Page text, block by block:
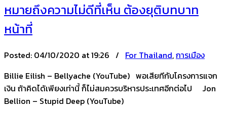
หมายถึงความไม่ดีที่เห็น ต้องยุติบทบาท
หน้าที่
Posted: 04/10/2020 at 19:26 / For Thailand,การเมือง
Billie Eilish – Bellyache (YouTube) พอเสียทีกับโครงการแจก
เงิน ถ้าคิดได้เพียงเท่านี้ ก็ไม่สมควรบริหารประเทศอีกต่อไป Jon
Bellion – Stupid Deep (YouTube)